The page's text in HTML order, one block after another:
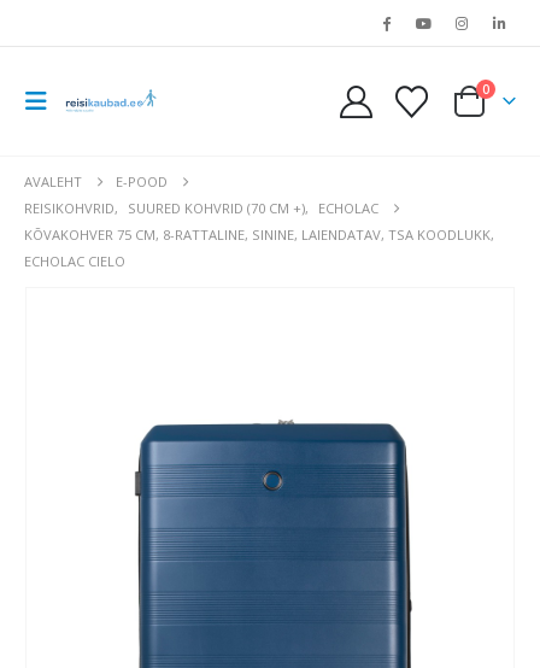
0
AVALEHT
E-POOD
REISIKOHVRID, SUURED KOHVRID (70 CM +),
ECHOLAC
KÕVAKOHVER 75 CM, 8-RATTALINE, SININE, LAIENDATAV, TSA KOODLUKK,
ECHOLAC CIELO